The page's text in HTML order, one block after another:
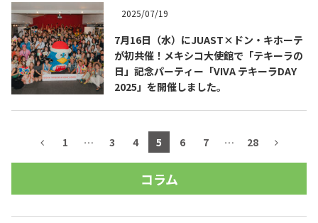
2025/07/19
7月16日（水）にJUAST×ドン・キホーテ
が初共催！メキシコ大使館で「テキーラの
日」記念パーティー「VIVA テキーラDAY
2025」を開催しました。
1 … 3 4 5 6 7 … 28
コラム